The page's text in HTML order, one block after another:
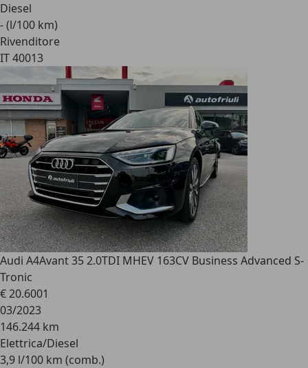
Diesel
- (l/100 km)
Rivenditore
IT 40013
Audi A4Avant 35 2.0TDI MHEV 163CV Business Advanced S-
Tronic
€ 20.6001
03/2023
146.244 km
Elettrica/Diesel
3,9 l/100 km (comb.)